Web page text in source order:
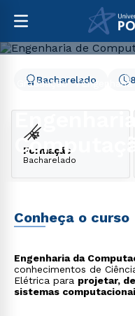
Graduação
Engenharia
Bacharelado
Formação
Bacharelado
Conheça o curso
Engenharia da
conhecimentos de
Elétrica para projetar,
sistemas